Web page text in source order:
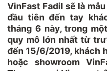
VinFast Fadil sẽ là
đầu tiên đến tay
tháng 6 này, trong
quy mô lớn nhất từ
đến 15/6/2019, khách
hoặc showroom